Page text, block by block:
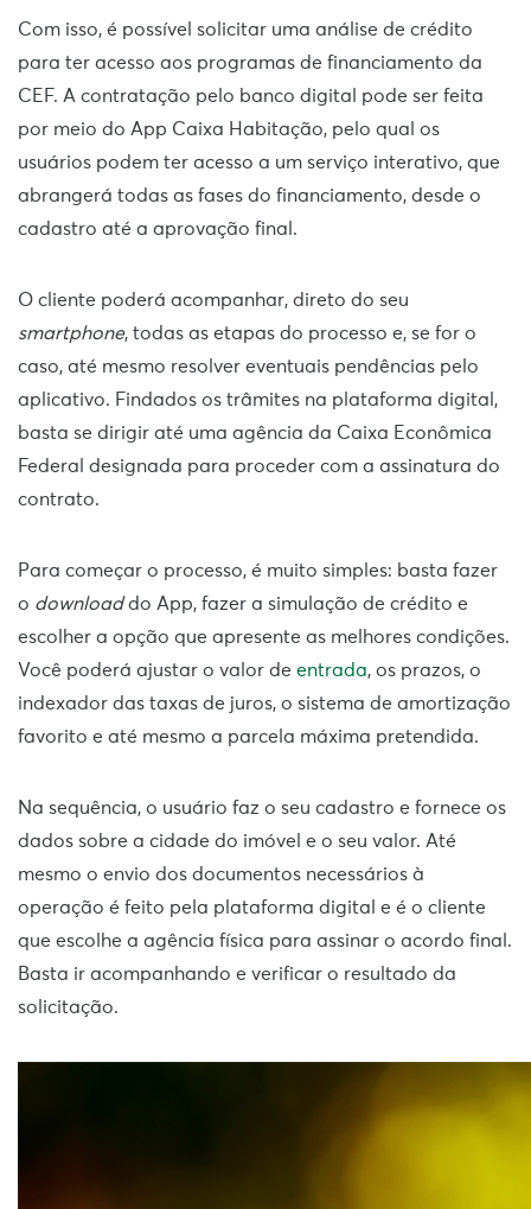
Com isso, é possível solicitar uma análise de crédito
para ter acesso aos programas de financiamento da
CEF. A contratação pelo banco digital pode ser feita
por meio do App Caixa Habitação, pelo qual os
usuários podem ter acesso a um serviço interativo, que
abrangerá todas as fases do financiamento, desde o
cadastro até a aprovação final.
O cliente poderá acompanhar, direto do seu
smartphone, todas as etapas do processo e, se for o
caso, até mesmo resolver eventuais pendências pelo
aplicativo. Findados os trâmites na plataforma digital,
basta se dirigir até uma agência da Caixa Econômica
Federal designada para proceder com a assinatura do
contrato.
Para começar o processo, é muito simples: basta fazer
o downloaddo App, fazer a simulação de crédito e
escolher a opção que apresente as melhores condições.
Você poderá ajustar o valor de entrada, os prazos, o
indexador das taxas de juros, o sistema de amortização
favorito e até mesmo a parcela máxima pretendida.
Na sequência, o usuário faz o seu cadastro e fornece os
dados sobre a cidade do imóvel e o seu valor. Até
mesmo o envio dos documentos necessários à
operação é feito pela plataforma digital e é o cliente
que escolhe a agência física para assinar o acordo final.
Basta ir acompanhando e verificar o resultado da
solicitação.